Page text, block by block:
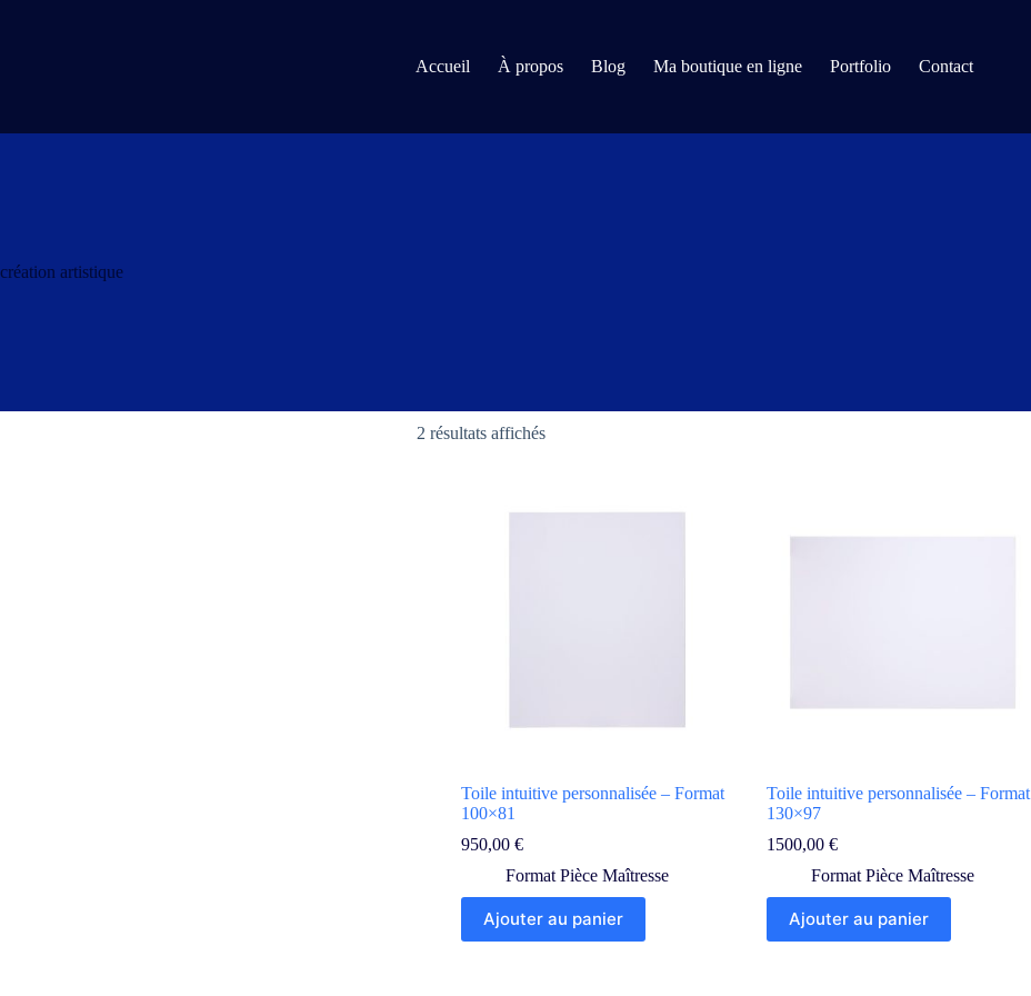
Accueil
À propos Blog Ma boutique en ligne Portfolio Contact
création artistique
2 résultats affichés
Toile intuitive personnalisée – Format
100×81
950,00 €
Format Pièce Maîtresse
Ajouter au panier
Toile intuitive personnalisée – Format
130×97
1500,00 €
Format Pièce Maîtresse
Ajouter au panier